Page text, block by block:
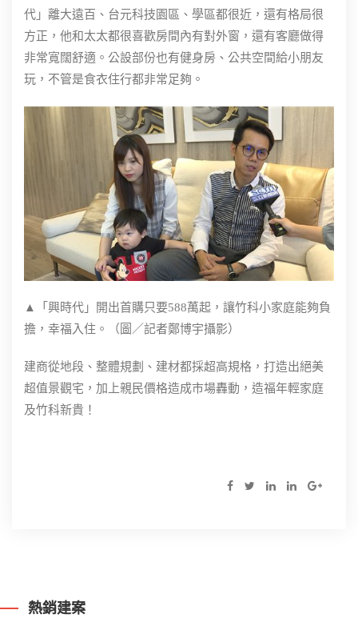
代」離大遠百、台元科技園區、學區都很近，還有格局很
方正，他和太太都很喜歡房間內有對外窗，還有客廳做得
非常寬闊舒適。公設部份也有健身房、公共空間給小朋友
玩，不管是食衣住行都非常足夠。
▲「興時代」開出首購只要588萬起，讓竹科小家庭能夠負
擔，幸福入住。（圖／記者鄭博宇攝影）
建商從地段、整體規劃、建材都採超高規格，打造出絕美
超值景觀宅，加上親民價格造成市場轟動，造福年輕家庭
及竹科新貴！
熱銷建案